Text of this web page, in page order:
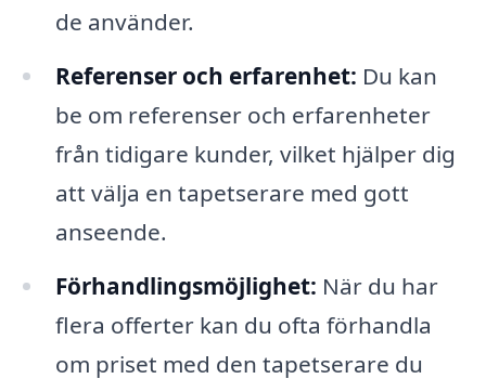
de använder.
Referenser och erfarenhet: Du kan
be om referenser och erfarenheter
från tidigare kunder, vilket hjälper dig
att välja en tapetserare med gott
anseende.
Förhandlingsmöjlighet: När du har
flera offerter kan du ofta förhandla
om priset med den tapetserare du